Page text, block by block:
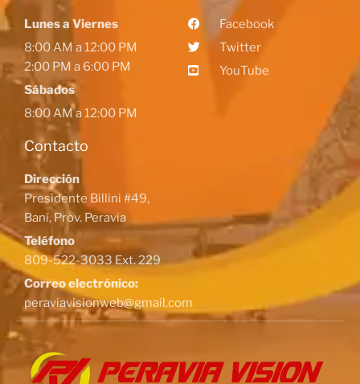
Lunes a Viernes
8:00 AM a 12:00 PM
2:00 PM a 6:00 PM
Sábados
8:00 AM a 12:00 PM
Contacto
Dirección
Presidente Billini #49,
Baní, Prov. Peravia
Teléfono
809-522-3033 Ext. 229
Correo electrónico:
peraviavisionweb@gmail.com
Facebook
Twitter
YouTube